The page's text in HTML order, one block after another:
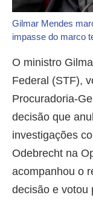
Gilmar Mendes
impasse do marco
O ministro
Federal (STF),
Procuradoria-
decisão que
investigações
Odebrecht na
acompanhou o
decisão e votou